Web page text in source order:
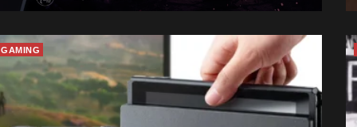
GAMING